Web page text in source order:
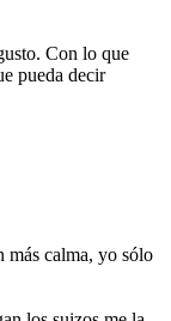
Con lo que
pueda decir
más calma, yo sólo